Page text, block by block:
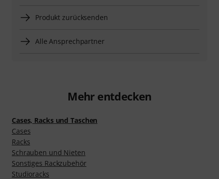
Produkt zurücksenden
Alle Ansprechpartner
Mehr entdecken
Cases, Racks und Taschen
Cases
Racks
Schrauben und Nieten
Sonstiges Rackzubehör
Studioracks